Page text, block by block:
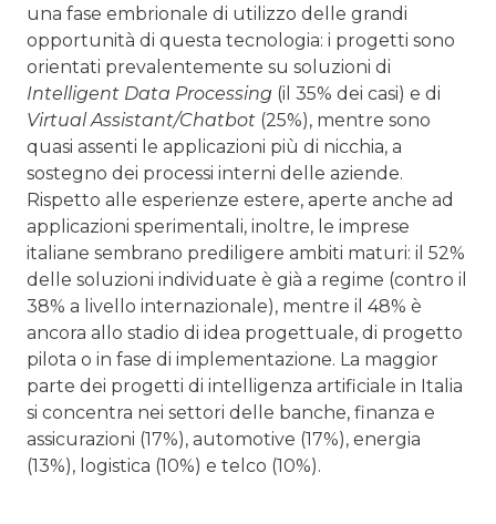
una fase embrionale di utilizzo delle grandi
opportunità di questa tecnologia: i progetti sono
orientati prevalentemente su soluzioni di
Intelligent Data Processing (il 35% dei casi) e di
Virtual Assistant/Chatbot (25%), mentre sono
quasi assenti le applicazioni più di nicchia, a
sostegno dei processi interni delle aziende.
Rispetto alle esperienze estere, aperte anche ad
applicazioni sperimentali, inoltre, le imprese
italiane sembrano prediligere ambiti maturi: il 52%
delle soluzioni individuate è già a regime (contro il
38% a livello internazionale), mentre il 48% è
ancora allo stadio di idea progettuale, di progetto
pilota o in fase di implementazione. La maggior
parte dei progetti di intelligenza artificiale in Italia
si concentra nei settori delle banche, finanza e
assicurazioni (17%), automotive (17%), energia
(13%), logistica (10%) e telco (10%).